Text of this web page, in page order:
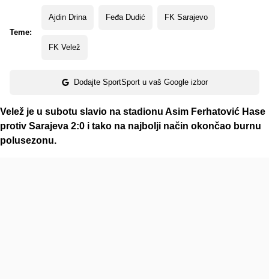
Teme:
Ajdin Drina Feđa Dudić FK Sarajevo
FK Velež
Dodajte SportSport u vaš Google izbor
Velež je u subotu slavio na stadionu Asim Ferhatović Hase
protiv Sarajeva 2:0 i tako na najbolji način okončao burnu
polusezonu.